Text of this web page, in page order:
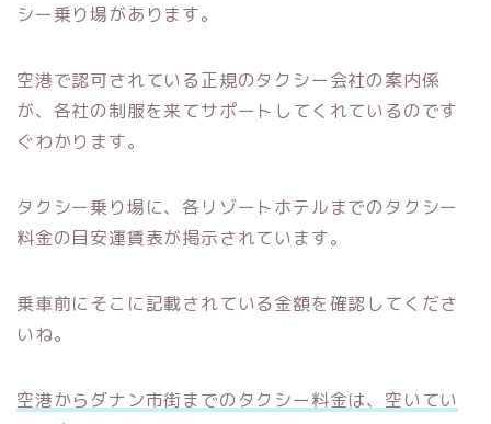
シー乗り場があります。
空港で認可されている正規のタクシー会社の案内係
が、各社の制服を来てサポートしてくれているのです
ぐわかります。
タクシー乗り場に、各リゾートホテルまでのタクシー
料金の目安運賃表が掲示されています。
乗車前にそこに記載されている金額を確認してくださ
いね。
空港からダナン市街までのタクシー料金は、空いてい